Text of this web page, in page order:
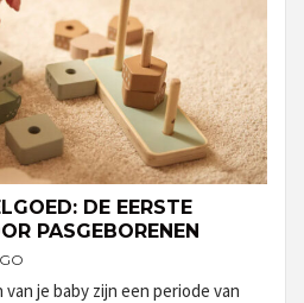
DE EERSTE
PASGEBORENEN
je baby zijn een periode van